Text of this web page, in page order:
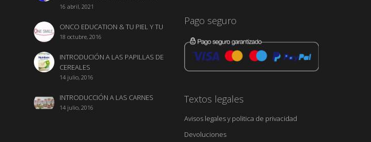
16 abril, 2021
ONCO EDUCATION & TU PIEL Y TU
18 octubre, 2016
INTRODUCIÓN A LAS PAPILLAS DE
CEREALES
14 julio, 2016
INTRODUCCIÓN A LAS CARNES
14 julio, 2016
Pago seguro
Textos legales
Avisos legales y politica de privacidad
Devoluciones